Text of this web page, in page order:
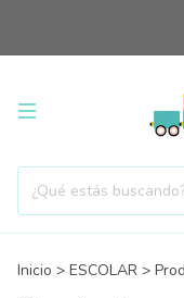
Inicio > ESCOLAR >